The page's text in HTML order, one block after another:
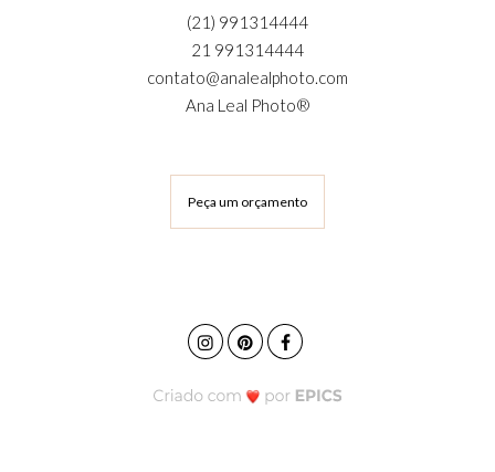
(21) 991314444
21 991314444
contato@analealphoto.com
Ana Leal Photo®
Peça um orçamento